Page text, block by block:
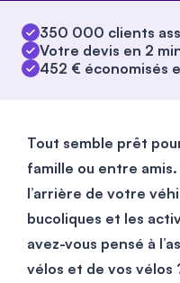
350 000 clients
Votre devis en 2
452 € économisés
Tout semble prêt
famille ou entre
l’arrière de votre
bucoliques et les
avez-vous pensé à
vélos et de vos vélos